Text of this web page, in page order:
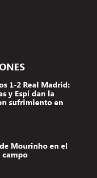
1-2 Real Madrid:
y Espí dan la
sufrimiento en
Mourinho en el
campo